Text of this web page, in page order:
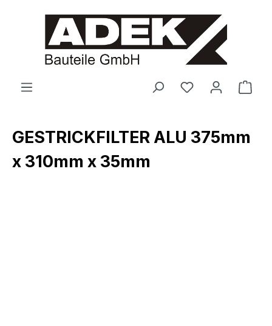
springen
GESTRICKFILTER ALU 375mm
x 310mm x 35mm